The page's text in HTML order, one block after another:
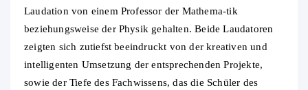
Laudation von einem Professor der Mathema-tik
beziehungsweise der Physik gehalten. Beide Laudatoren
zeigten sich zutiefst beeindruckt von der kreativen und
intelligenten Umsetzung der entsprechenden Projekte,
sowie der Tiefe des Fachwissens, das die Schüler des